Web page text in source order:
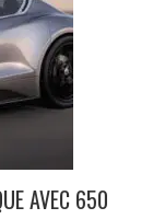
AVEC 650